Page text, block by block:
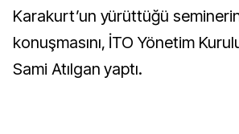
Karakurt’un yürüttüğü seminerin
konuşmasını, İTO Yönetim
Sami Atılgan yaptı.